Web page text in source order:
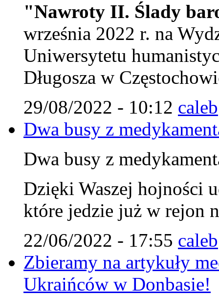
"Nawroty II. Ślady
września 2022 r. na
Uniwersytetu
Długosza w
29/08/2022 - 10:12 caleb
Dwa busy z
Dwa busy z
Dzięki Waszej hojności
które jedzie już w rejon
22/06/2022 - 17:55 caleb
Zbieramy na artykuły
Ukraińców w Donbasie!